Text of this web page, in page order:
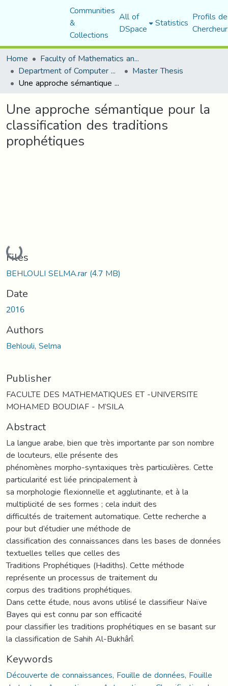
Communities
&
Collections
All of
DSpace Statistics Profils
Home
Faculty of Mathematics and Computer Science
Department of Computer Science Master Thesis
Une approche sémantique pour la classification des traditions prophétiques
Une approche sémantique pour la
classification des traditions
prophétiques
Loading...
Files
BEHLOULI SELMA.rar(4.7 MB)
Date
2016
Authors
Behlouli, Selma
Publisher
FACULTE DES MATHEMATIQUES ET -UNIVERSITE
MOHAMED BOUDIAF - M’SILA
Abstract
La langue arabe, bien que très importante par son nombre
de locuteurs, elle présente des
phénomènes morpho-syntaxiques très particulières. Cette
particularité est liée principalement à
sa morphologie flexionnelle et agglutinante, et à la
multiplicité de ses formes ; cela induit des
difficultés de traitement automatique. Cette recherche a
pour but d’étudier une méthode de
classification des connaissances dans les bases de données
textuelles telles que celles des
Traditions Prophétiques (Hadiths). Cette méthode
représente un processus de traitement du
corpus des traditions prophétiques.
Dans cette étude, nous avons utilisé le classifieur Naïve
Bayes qui est connu par son efficacité
pour classifier les traditions prophétiques en se basant sur
la classification de Sahih Al-Bukhârî.
Keywords
Découverte de connaissances, Fouille de données, Fouille